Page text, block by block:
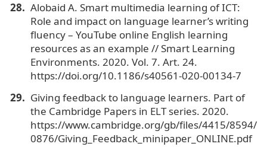
Alobaid A. Smart multimedia learning of ICT:
Role and impact on language learner’s writing
fluency – YouTube online English learning
resources as an example // Smart Learning
Environments. 2020. Vol. 7. Art. 24.
https://doi.org/10.1186/s40561-020-00134-7
Giving feedback to language learners. Part of
the Cambridge Papers in ELT series. 2020.
https://www.cambridge.org/gb/files/4415/8594/
0876/Giving_Feedback_minipaper_ONLINE.pdf